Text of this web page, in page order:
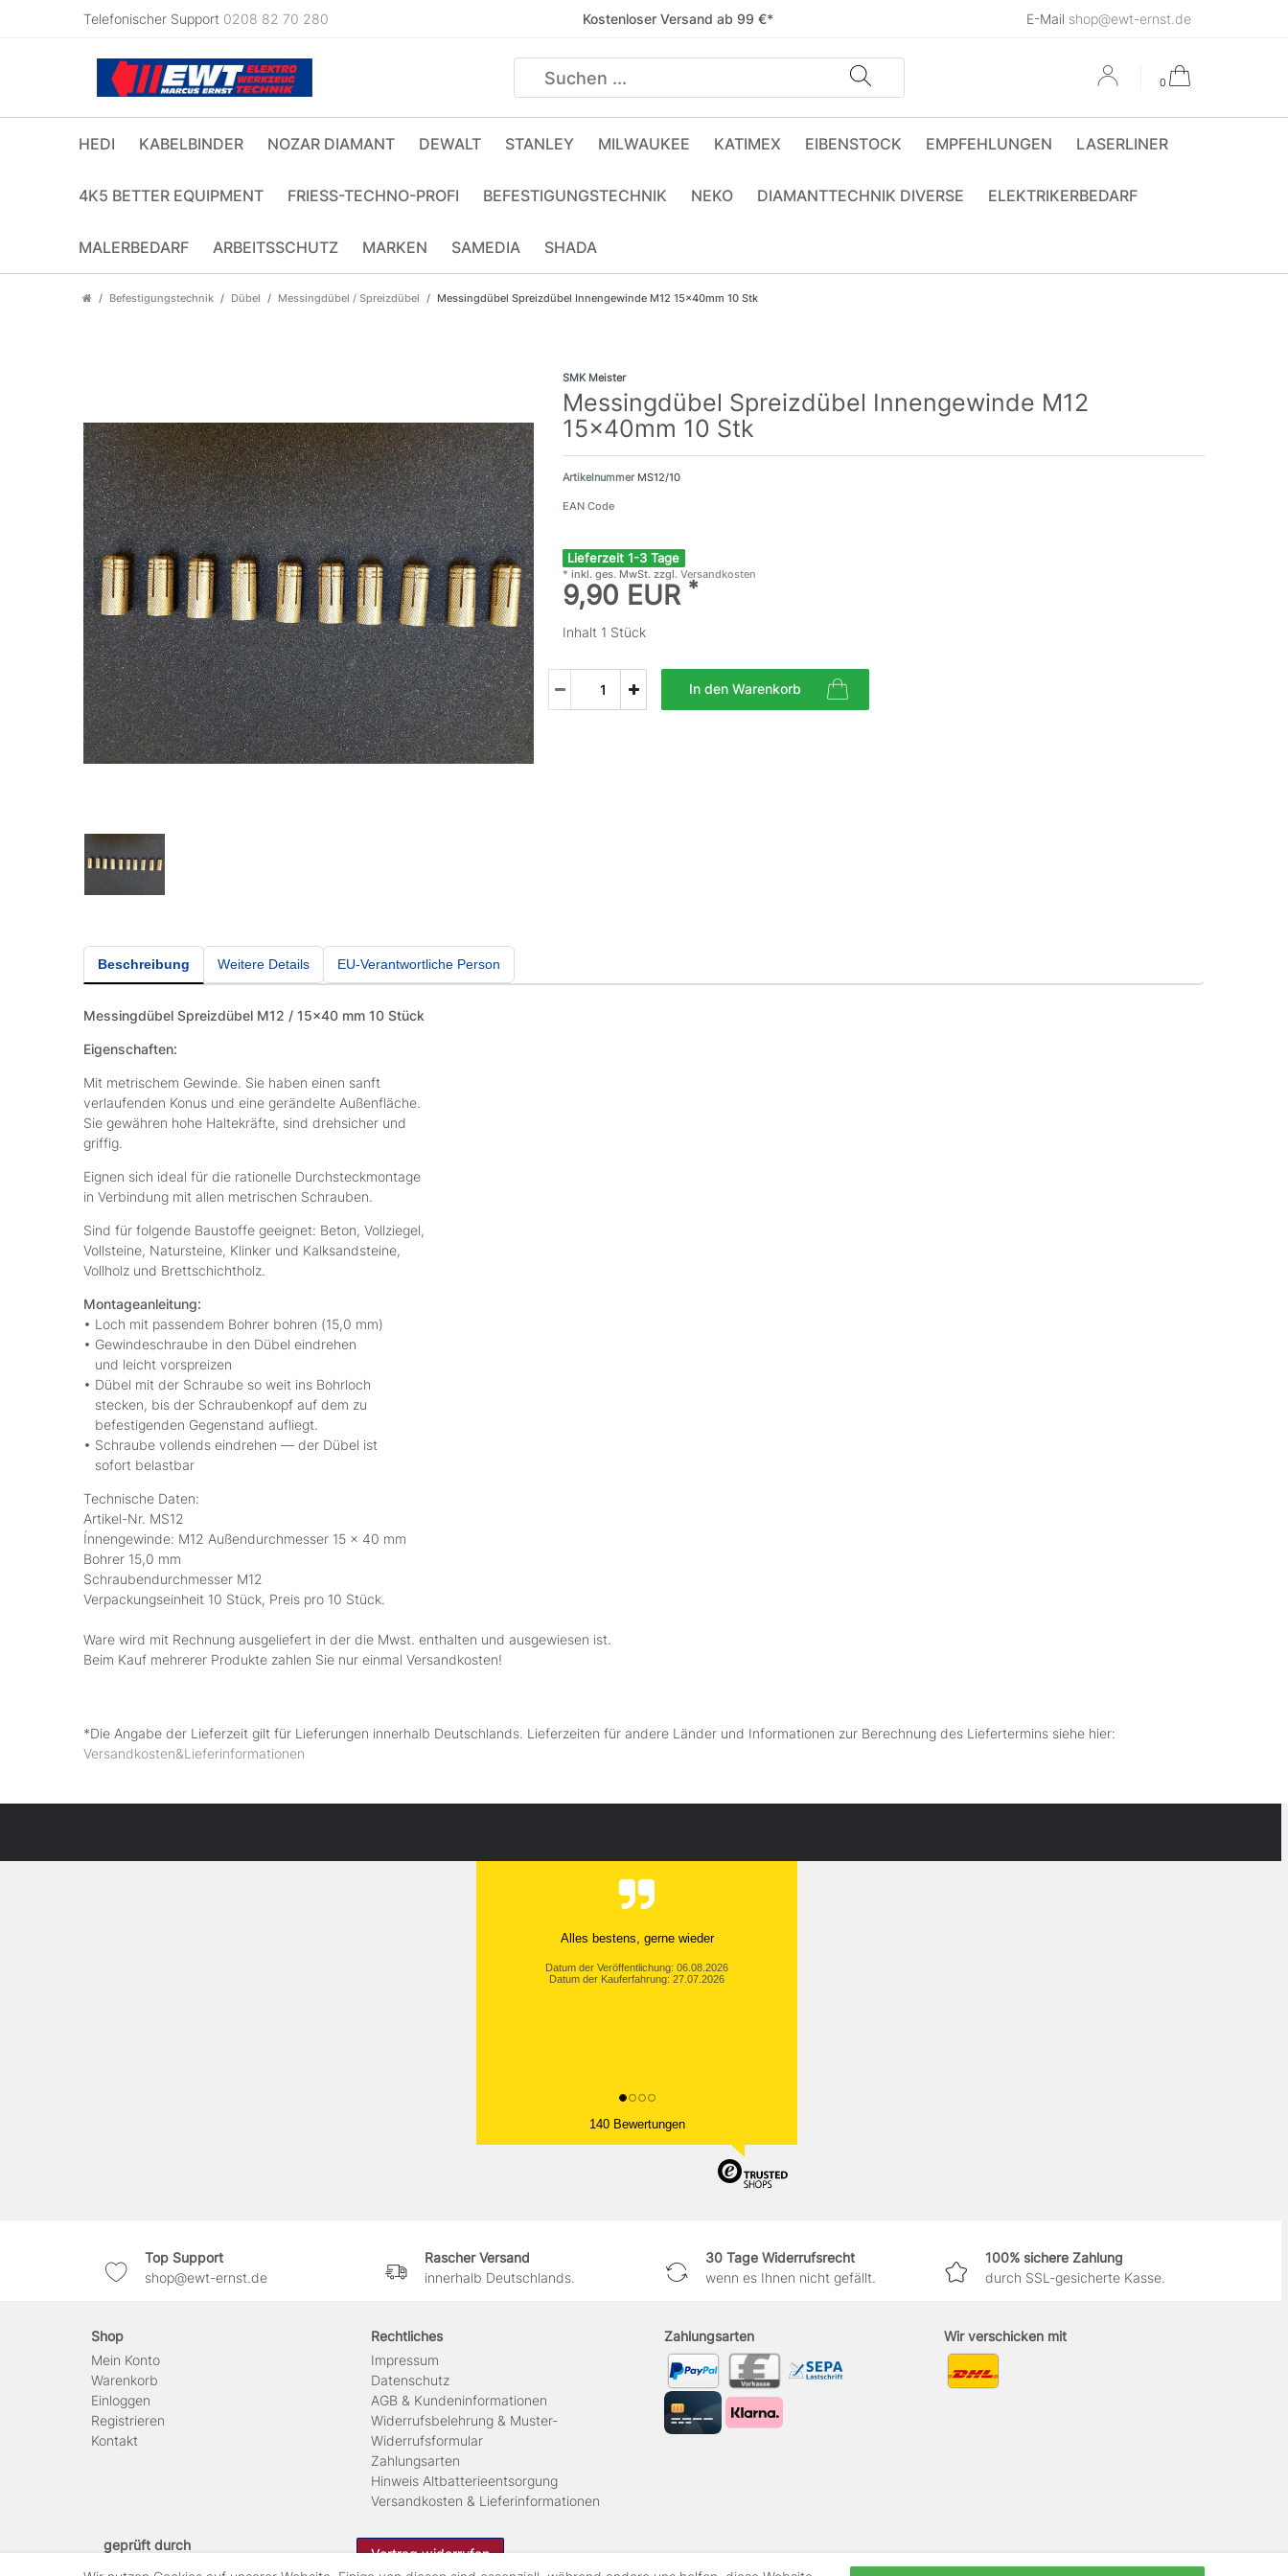
Telefonischer Support 0208 82 70 280 Kostenloser Versand ab 99 €* E-Mail shop@ewt-ernst.de
0
HEDI KABELBINDER NOZAR DIAMANT DEWALT STANLEY MILWAUKEE KATIMEX EIBENSTOCK EMPFEHLUNGEN LASERLINER
4K5 BETTER EQUIPMENT FRIESS-TECHNO-PROFI BEFESTIGUNGSTECHNIK NEKO DIAMANTTECHNIK DIVERSE ELEKTRIKERBEDARF
MALERBEDARF ARBEITSSCHUTZ MARKEN SAMEDIA SHADA
Befestigungstechnik Dübel Messingdübel / Spreizdübel Messingdübel Spreizdübel Innengewinde M12 15x40mm 10 Stk
SMK Meister
Messingdübel Spreizdübel Innengewinde M12
15x40mm 10 Stk
Artikelnummer MS12/10
EAN Code
Lieferzeit 1-3 Tage
* inkl. ges. MwSt. zzgl. Versandkosten
9,90 EUR *
Inhalt 1 Stück
In den Warenkorb
Beschreibung Weitere Details EU-Verantwortliche Person
Messingdübel Spreizdübel M12 / 15x40 mm 10 Stück
Eigenschaften:
Mit metrischem Gewinde. Sie haben einen sanft
verlaufenden Konus und eine gerändelte Außenfläche.
Sie gewähren hohe Haltekräfte, sind drehsicher und
griffig.
Eignen sich ideal für die rationelle Durchsteckmontage
in Verbindung mit allen metrischen Schrauben.
Sind für folgende Baustoffe geeignet: Beton, Vollziegel,
Vollsteine, Natursteine, Klinker und Kalksandsteine,
Vollholz und Brettschichtholz.
Montageanleitung:
• Loch mit passendem Bohrer bohren (15,0 mm)
• Gewindeschraube in den Dübel eindrehen
und leicht vorspreizen
• Dübel mit der Schraube so weit ins Bohrloch
stecken, bis der Schraubenkopf auf dem zu
befestigenden Gegenstand aufliegt.
• Schraube vollends eindrehen — der Dübel ist
sofort belastbar
Technische Daten:
Artikel-Nr. MS12
Ínnengewinde: M12 Außendurchmesser 15 x 40 mm
Bohrer 15,0 mm
Schraubendurchmesser M12
Verpackungseinheit 10 Stück, Preis pro 10 Stück.
Ware wird mit Rechnung ausgeliefert in der die Mwst. enthalten und ausgewiesen ist.
Beim Kauf mehrerer Produkte zahlen Sie nur einmal Versandkosten!
*Die Angabe der Lieferzeit gilt für Lieferungen innerhalb Deutschlands. Lieferzeiten für andere Länder und Informationen zur Berechnung des Liefertermins siehe hier:
Versandkosten&Lieferinformationen
Alles bestens, gerne wieder
Datum der Veröffentlichung: 06.08.2026
Datum der Kauferfahrung: 27.07.2026
140 Bewertungen
Top Support
shop@ewt-ernst.de
Rascher Versand
innerhalb Deutschlands.
30 Tage Widerrufsrecht
wenn es Ihnen nicht gefällt.
100% sichere Zahlung
durch SSL-gesicherte Kasse.
Shop
Mein Konto
Warenkorb
Einloggen
Registrieren
Kontakt
Rechtliches
Impressum
Daten­schutz
AGB & Kundeninformationen
Widerrufsbelehrung & Muster-
Widerrufsformular
Zahlungsarten
Hinweis Altbatterieentsorgung
Versandkosten & Lieferinformationen
Zahlungsarten Wir verschicken mit
geprüft durch
Vertrag widerrufen